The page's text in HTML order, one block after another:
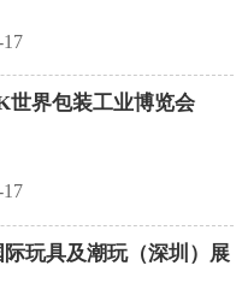
世界包装工业博览会
际玩具及潮玩（深圳）展